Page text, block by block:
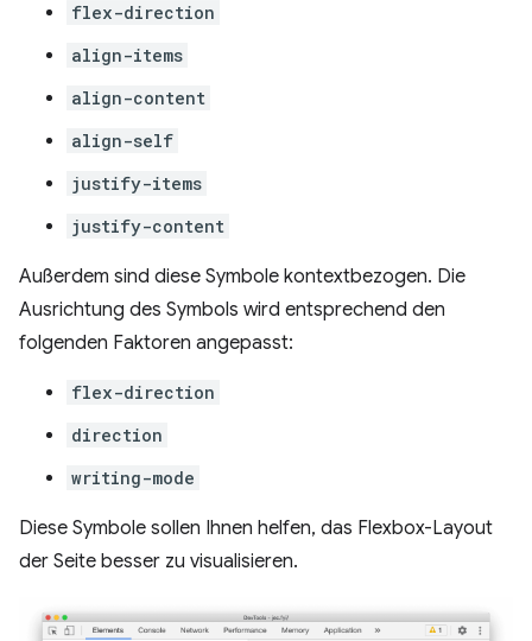
flex-direction
align-items
align-content
align-self
justify-items
justify-content
Außerdem sind diese Symbole kontextbezogen. Die
Ausrichtung des Symbols wird entsprechend den
folgenden Faktoren angepasst:
flex-direction
direction
writing-mode
Diese Symbole sollen Ihnen helfen, das Flexbox-Layout
der Seite besser zu visualisieren.